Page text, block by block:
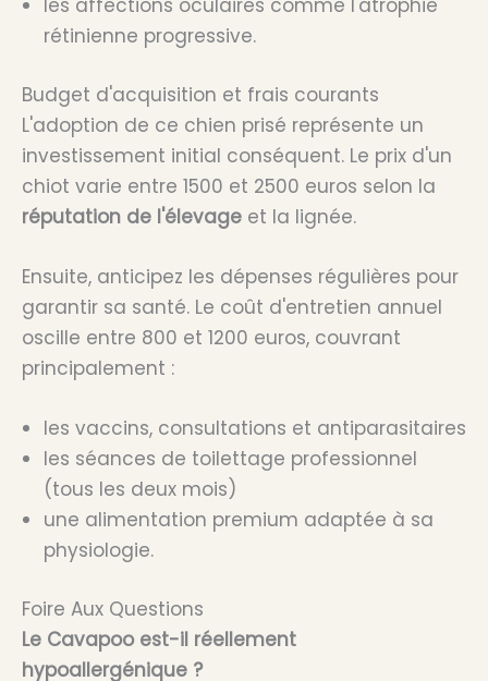
les affections oculaires comme l'atrophie
rétinienne progressive.
Budget d'acquisition et frais courants
L'adoption de ce chien prisé représente un
investissement initial conséquent. Le prix d'un
chiot varie entre 1500 et 2500 euros selon la
réputation de l'élevage et la lignée.
Ensuite, anticipez les dépenses régulières pour
garantir sa santé. Le coût d'entretien annuel
oscille entre 800 et 1200 euros, couvrant
principalement :
les vaccins, consultations et antiparasitaires
les séances de toilettage professionnel
(tous les deux mois)
une alimentation premium adaptée à sa
physiologie.
Foire Aux Questions
Le Cavapoo est-il réellement
hypoallergénique ?